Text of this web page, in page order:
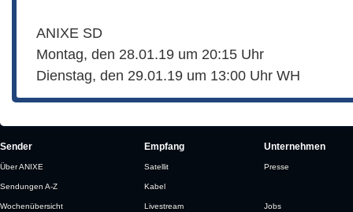
ANIXE SD
Montag, den 28.01.19 um 20:15 Uhr
Dienstag, den 29.01.19 um 13:00 Uhr WH
Sender Empfang Unternehmen
Über ANIXE Satellit Presse
Sendungen A-Z Kabel
Wochenübersicht Livestream Jobs